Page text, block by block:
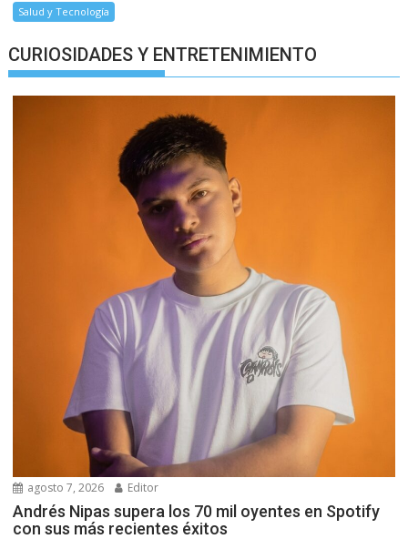
Salud y Tecnología
CURIOSIDADES Y ENTRETENIMIENTO
agosto 7, 2026 Editor
Andrés Nipas supera los 70 mil oyentes en Spotify
con sus más recientes éxitos